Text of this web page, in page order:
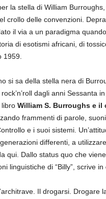
la stella di William
crollo delle convenzioni.
il via a un paradigma
di esotismi africani, di
1959.
si sa della stella nera di
dagli anni Sessanta
William S. Burroughs e il
frammenti di parole,
e i suoi sistemi.
differenti, a
qui. Dallo status quo che
linguistiche di “Billy”, scrive
Il drogarsi. Drogare